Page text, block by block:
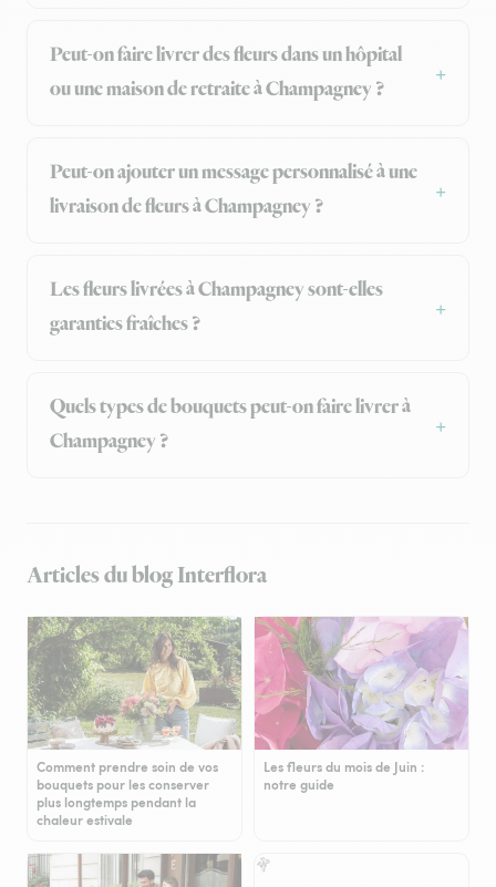
Peut-on faire livrer des fleurs dans un hôpital
ou une maison de retraite à Champagney ?
Peut-on ajouter un message personnalisé à une
livraison de fleurs à Champagney ?
Les fleurs livrées à Champagney sont-elles
garanties fraîches ?
Quels types de bouquets peut-on faire livrer à
Champagney ?
Articles du blog Interflora
Comment prendre soin de vos
bouquets pour les conserver
plus longtemps pendant la
chaleur estivale
Les fleurs du mois de Juin :
notre guide